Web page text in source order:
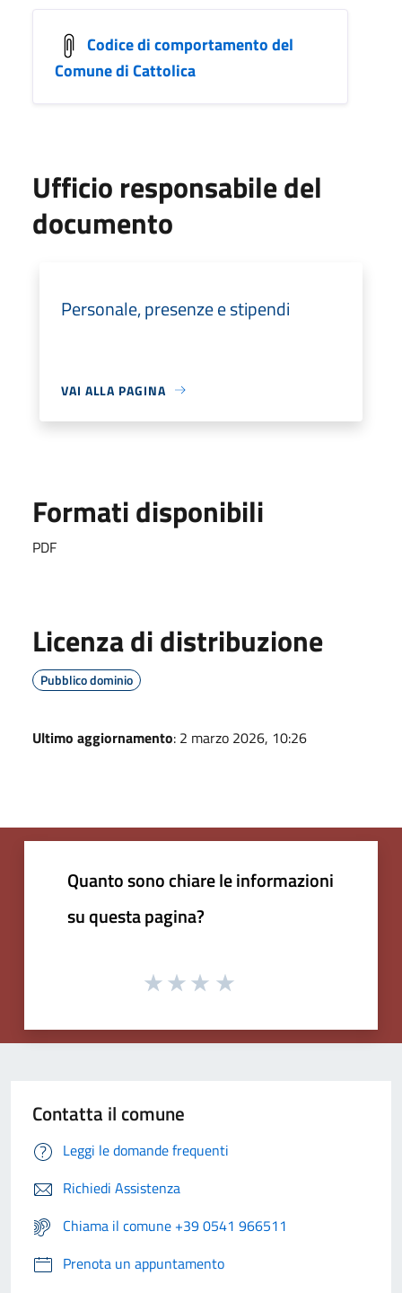
Codice di comportamento del
Comune di Cattolica
Ufficio responsabile del
documento
Personale, presenze e stipendi
VAI ALLA PAGINA
Formati disponibili
PDF
Licenza di distribuzione
Pubblico dominio
Ultimo aggiornamento: 2 marzo 2026, 10:26
Quanto sono chiare le informazioni
su questa pagina?
Contatta il comune
Leggi le domande frequenti
Richiedi Assistenza
Chiama il comune +39 0541 966511
Prenota un appuntamento